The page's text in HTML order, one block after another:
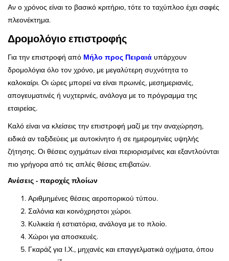
Αν ο χρόνος είναι το βασικό κριτήριο, τότε το ταχύπλοο έχει σαφές
πλεονέκτημα.
Δρομολόγιο επιστροφής
Για την επιστροφή από Μήλο προς Πειραιά υπάρχουν
δρομολόγια όλο τον χρόνο, με μεγαλύτερη συχνότητα το
καλοκαίρι. Οι ώρες μπορεί να είναι πρωινές, μεσημεριανές,
απογευματινές ή νυχτερινές, ανάλογα με το πρόγραμμα της
εταιρείας.
Καλό είναι να κλείσεις την επιστροφή μαζί με την αναχώρηση,
ειδικά αν ταξιδεύεις με αυτοκίνητο ή σε ημερομηνίες υψηλής
ζήτησης. Οι θέσεις οχημάτων είναι περιορισμένες και εξαντλούνται
πιο γρήγορα από τις απλές θέσεις επιβατών.
Ανέσεις - παροχές πλοίων
Αριθμημένες θέσεις αεροπορικού τύπου.
Σαλόνια και κοινόχρηστοι χώροι.
Κυλικεία ή εστιατόρια, ανάλογα με το πλοίο.
Χώροι για αποσκευές.
Γκαράζ για Ι.Χ., μηχανές και επαγγελματικά οχήματα, όπου